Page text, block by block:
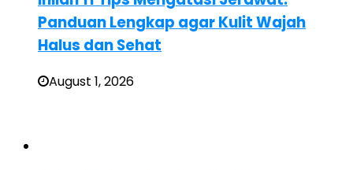
Panduan Lengkap agar Kulit Wajah
Halus dan Sehat
August 1, 2026